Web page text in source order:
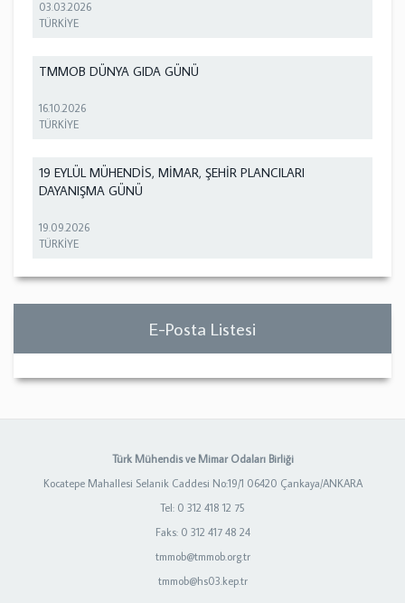
03.03.2026
TÜRKİYE
TMMOB DÜNYA GIDA GÜNÜ
16.10.2026
TÜRKİYE
19 EYLÜL MÜHENDİS, MİMAR, ŞEHİR PLANCILARI
DAYANIŞMA GÜNÜ
19.09.2026
TÜRKİYE
E-Posta Listesi
Türk Mühendis ve Mimar Odaları Birliği
Kocatepe Mahallesi Selanik Caddesi No:19/1 06420 Çankaya/ANKARA
Tel: 0 312 418 12 75
Faks: 0 312 417 48 24
tmmob@tmmob.org.tr
tmmob@hs03.kep.tr